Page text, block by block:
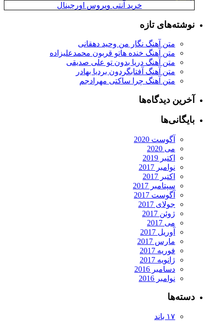
خرید آنتی ویروس اورجینال
نوشته‌های تازه
متن آهنگ نگار من وحید دهقانی
متن آهنگ خنده هاتو قربون محمدعلیزاده
متن آهنگ دریا بدون تو علی صدیقی
متن آهنگ آفتابگردون بردیا بهادر
متن آهنگ چرا ساکتی مهرادجم
آخرین دیدگاه‌ها
بایگانی‌ها
آگوست 2020
می 2020
اکتبر 2019
نوامبر 2017
اکتبر 2017
سپتامبر 2017
آگوست 2017
جولای 2017
ژوئن 2017
می 2017
آوریل 2017
مارس 2017
فوریه 2017
ژانویه 2017
دسامبر 2016
نوامبر 2016
دسته‌ها
۱۷ باند